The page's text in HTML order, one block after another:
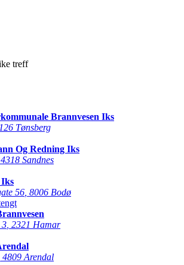
treff
Brannvesen Iks
Tønsberg
Og Redning Iks
4318 Sandnes
Iks
56 8006 Bodø
3 2321 Hamar
4809 Arendal